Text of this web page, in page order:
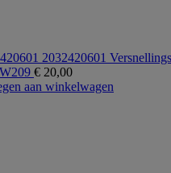
2032420601
€ 20,00
aan winkelwagen